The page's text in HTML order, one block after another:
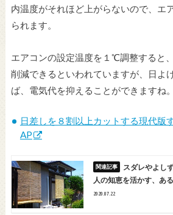
内温度がそれほど上がらないので、エ
られます。
エアコンの設定温度を１℃調整すると
削減できるといわれていますが、日よ
ば、電気代を抑えることができますね。
日差しを８割以上カットする現代版
AP
スダレやよし
人の知恵を活かす、あ
2020.07.22